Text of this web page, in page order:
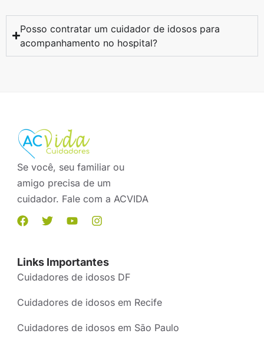
Posso contratar um cuidador de idosos para
acompanhamento no hospital?
Se você, seu familiar ou
amigo precisa de um
cuidador. Fale com a ACVIDA
Links Importantes
Cuidadores de idosos DF
Cuidadores de idosos em Recife
Cuidadores de idosos em São Paulo